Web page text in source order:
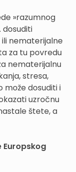
»razumnog
dosuditi
nematerijalne
za tu povredu
nematerijalnu
stresa,
može dosuditi i
uzročnu
štete, a
Europskog